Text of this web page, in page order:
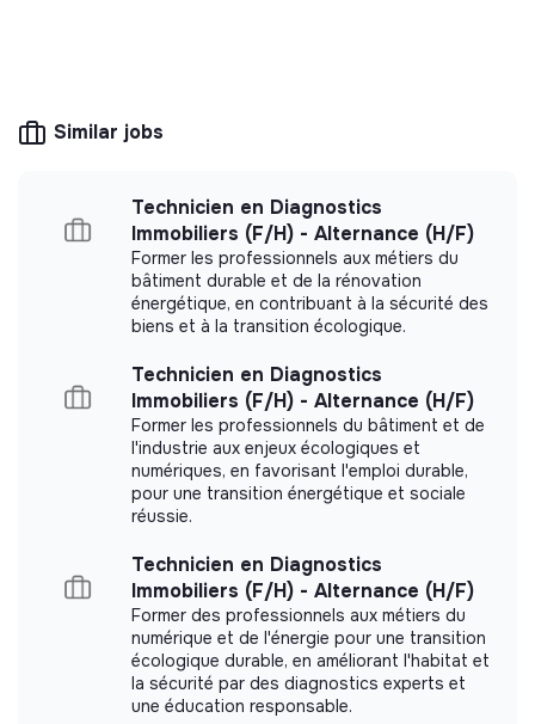
les enjeux climatiques à Paris (exemple Cafés Climat)
;
l’Agence Parisienne du Climat (articles d’actualité sur
les questions environnementales…) ;
Appui ponctuel aux autres activités du pôle
Transitions.
association, cooperative, foundation, mutual or
More information
Website
Nonprofit organization
employees
Energy
Impact study
Agence Parisienne du Climat did not yet
communicate its impact measurement.
Labels and certifications
Similar jobs
Technicien en Diagnostics
Immobiliers (F/H) - Alternance (H/F)
Former les professionnels aux métiers du
bâtiment durable et de la rénovation
énergétique, en contribuant à la sécurité des
biens et à la transition écologique.
Technicien en Diagnostics
Immobiliers (F/H) - Alternance (H/F)
Former les professionnels du bâtiment et de
l'industrie aux enjeux écologiques et
numériques, en favorisant l'emploi durable,
pour une transition énergétique et sociale
réussie.
Technicien en Diagnostics
Immobiliers (F/H) - Alternance (H/F)
Former des professionnels aux métiers du
numérique et de l'énergie pour une transition
écologique durable, en améliorant l'habitat et
la sécurité par des diagnostics experts et
une éducation responsable.